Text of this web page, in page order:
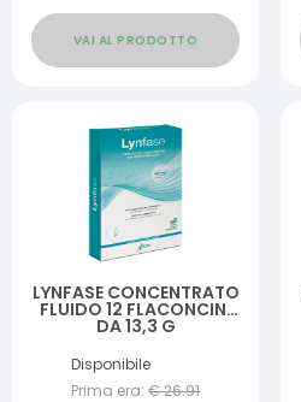
VAI AL PRODOTTO
LYNFASE CONCENTRATO
FLUIDO 12 FLACONCINI
DA 13,3 G
Disponibile
Prima era: €26.91